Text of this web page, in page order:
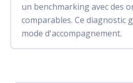
un benchmarking avec des
comparables. Ce diagnostic
mode d'accompagnement.